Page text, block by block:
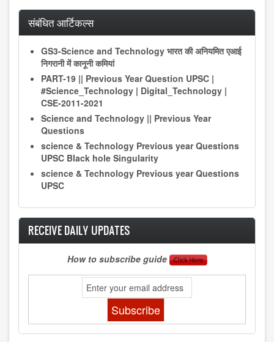
संबंधित आर्टिकल्स
GS3-Science and Technology भारत की अनियमित एआई
निगरानी में कानूनी कमियां
PART-19 || Previous Year Question UPSC |
#Science_Technology | Digital_Technology |
CSE-2011-2021
Science and Technology || Previous Year
Questions
science & Technology Previous year Questions
UPSC Black hole Singularity
science & Technology Previous year Questions
UPSC
RECEIVE DAILY UPDATES
How to subscribe guide